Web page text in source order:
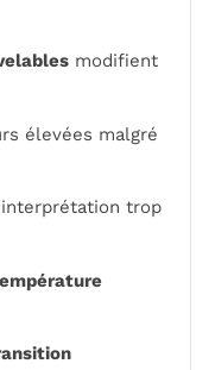
modifient
élevées malgré
trop